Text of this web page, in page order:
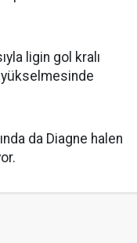
ligin gol kralı
yükselmesinde
da Diagne halen